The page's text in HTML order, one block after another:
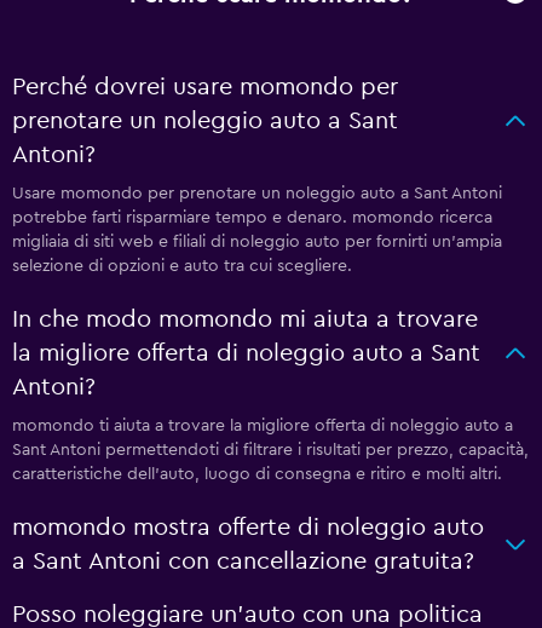
Perché dovrei usare momondo per
prenotare un noleggio auto a Sant
Antoni?
Usare momondo per prenotare un noleggio auto a Sant Antoni
potrebbe farti risparmiare tempo e denaro. momondo ricerca
migliaia di siti web e filiali di noleggio auto per fornirti un'ampia
selezione di opzioni e auto tra cui scegliere.
In che modo momondo mi aiuta a trovare
la migliore offerta di noleggio auto a Sant
Antoni?
momondo ti aiuta a trovare la migliore offerta di noleggio auto a
Sant Antoni permettendoti di filtrare i risultati per prezzo, capacità,
caratteristiche dell'auto, luogo di consegna e ritiro e molti altri.
momondo mostra offerte di noleggio auto
a Sant Antoni con cancellazione gratuita?
Posso noleggiare un'auto con una politica